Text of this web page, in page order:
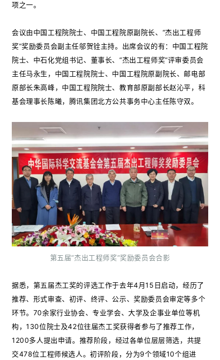
项之一。
会议由中国工程院院士、中国工程院原副院长、“杰出工程师
奖”奖励委员会副主任邬贺铨主持。出席会议的有：中国工程院
院士、中石化党组书记、董事长、“杰出工程师奖”评审委员会
主任马永生，中国工程院院士、中国工程院原副院长、邮电部
原部长朱高峰，中国工程院院士、教育部原副部长赵沁平，科
基会理事长陈曦，腾讯集团北方公共事务中心主任陈守双。
第五届“杰出工程师奖”奖励委员会合影
据悉，第五届杰工奖的评选工作于去年4月15日启动，经历了
推荐、形式审查、初评、终评、公示、奖励委员会审定等多个
环节。70余家行业协会、专业学会、大学及企事业单位等机
构，130位院士及42位往届杰工奖获得者参与了推荐工作，
1200多人提出申请。推荐阶段，经过各单位层层筛选，共提
交478位工程师候选人。初评阶段，分为9个领域10个组进